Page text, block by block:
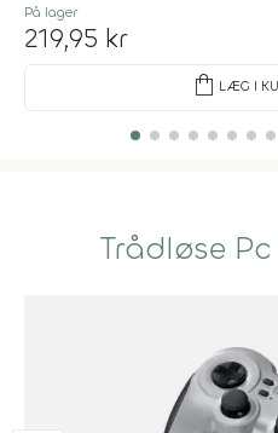
På lager
219,95 kr
shopping_bag LÆG I
Trådløse